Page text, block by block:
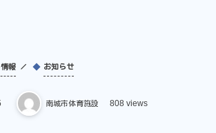
報 お知らせ
南城市体育施設 808 views